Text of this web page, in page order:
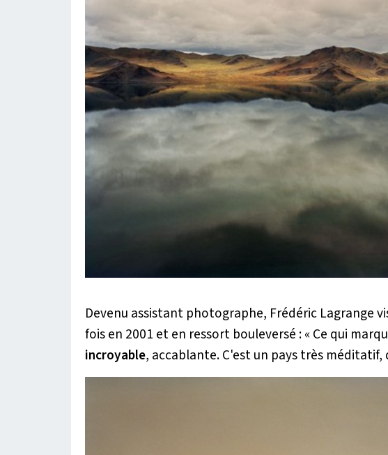
Devenu assistant photographe, Frédéric Lagrange
fois en 2001 et en ressort bouleversé : « Ce qui
incroyable, accablante. C'est un pays très